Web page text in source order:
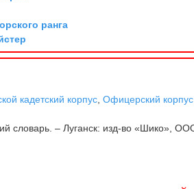
ранга
кадетский корпус ,Офицерский корпус
словарь. – Луганск: изд-во «Шико»,